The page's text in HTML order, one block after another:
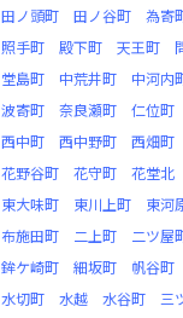
田ノ頭町
田ノ谷町 為寄
照手町
殿下町 天王町
堂島町
中荒井町 中河内
波寄町
奈良瀬町 仁位町
西中町
西中野町 西畑町
花野谷町
花守町 花堂北
東大味町
東川上町 東河
布施田町
二上町 二ツ屋
鉾ケ崎町
細坂町 帆谷町
水切町
水越 水谷町 三